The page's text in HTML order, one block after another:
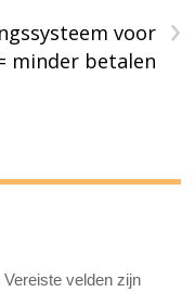
›
voor
minder betalen
Vereiste velden zijn